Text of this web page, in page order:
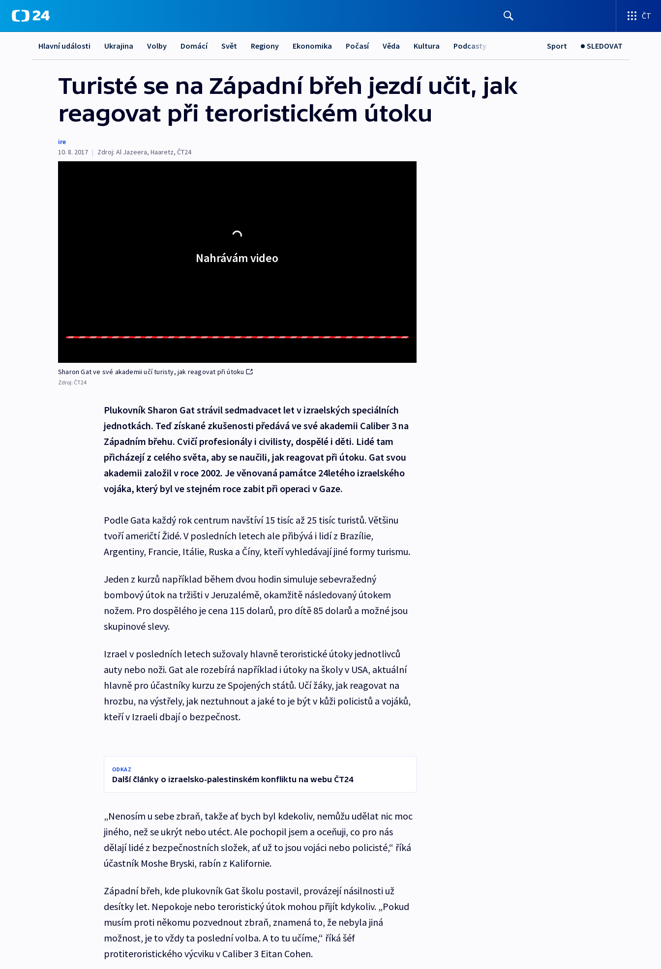
ČT
Hlavní události Ukrajina Volby Domácí Svět Regiony Ekonomika Počasí Věda Kultura Podcasty Sport SLEDOVAT
Turisté se na Západní břeh jezdí učit, jak
reagovat při teroristickém útoku
ire
10. 8. 2017 | Zdroj: Al Jazeera, Haaretz, ČT24
Nahrávám video
Sharon Gat ve své akademii učí turisty, jak reagovat při útoku
Zdroj: ČT24
Plukovník Sharon Gat strávil sedmadvacet let v izraelských speciálních
jednotkách. Teď získané zkušenosti předává ve své akademii Caliber 3 na
Západním břehu. Cvičí profesionály i civilisty, dospělé i děti. Lidé tam
přicházejí z celého světa, aby se naučili, jak reagovat při útoku. Gat svou
akademii založil v roce 2002. Je věnovaná památce 24letého izraelského
vojáka, který byl ve stejném roce zabit při operaci v Gaze.
Podle Gata každý rok centrum navštíví 15 tisíc až 25 tisíc turistů. Většinu
tvoří američtí Židé. V posledních letech ale přibývá i lidí z Brazílie,
Argentiny, Francie, Itálie, Ruska a Číny, kteří vyhledávají jiné formy turismu.
Jeden z kurzů například během dvou hodin simuluje sebevražedný
bombový útok na tržišti v Jeruzalémě, okamžitě následovaný útokem
nožem. Pro dospělého je cena 115 dolarů, pro dítě 85 dolarů a možné jsou
skupinové slevy.
Izrael v posledních letech sužovaly hlavně teroristické útoky jednotlivců
auty nebo noži. Gat ale rozebírá například i útoky na školy v USA, aktuální
hlavně pro účastníky kurzu ze Spojených států. Učí žáky, jak reagovat na
hrozbu, na výstřely, jak neztuhnout a jaké to je být v kůži policistů a vojáků,
kteří v Izraeli dbají o bezpečnost.
ODKAZ
Další články o izraelsko-palestinském konfliktu na webu ČT24
„Nenosím u sebe zbraň, takže ať bych byl kdekoliv, nemůžu udělat nic moc
jiného, než se ukrýt nebo utéct. Ale pochopil jsem a oceňuji, co pro nás
dělají lidé z bezpečnostních složek, ať už to jsou vojáci nebo policisté,“ říká
účastník Moshe Bryski, rabín z Kalifornie.
Západní břeh, kde plukovník Gat školu postavil, provázejí násilnosti už
desítky let. Nepokoje nebo teroristický útok mohou přijít kdykoliv. „Pokud
musím proti někomu pozvednout zbraň, znamená to, že nebyla jiná
možnost, je to vždy ta poslední volba. A to tu učíme,“ říká šéf
protiteroristického výcviku v Caliber 3 Eitan Cohen.